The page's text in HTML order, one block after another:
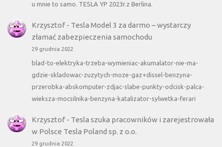
u mnie to samo. TESLA YP 2023r.z Berlina.
Krzysztof- Tesla Model 3 za darmo – wystarczy
złamać zabezpieczenia samochodu
29 grudnia 2022
blad-to-elektryka-trzeba-wymieniac-akumalator-nie-ma-
gdzie-skladowac-zuzytych-moze-gaz+dissel-benzyna-
przerobka-abskomputer-zdjac-slabe-punkty-odcisk-palca-
wieksza-mocsilnika-benzyna-katalizator-sylwetka-ferari
Krzysztof- Tesla szuka pracowników i zarejestrowała
w Polsce Tesla Poland sp. z o.o.
29 grudnia 2022